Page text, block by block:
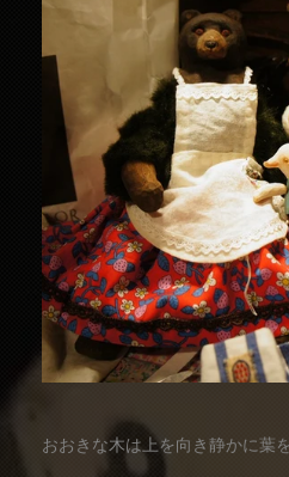
おおきな木は上を向き静かに葉